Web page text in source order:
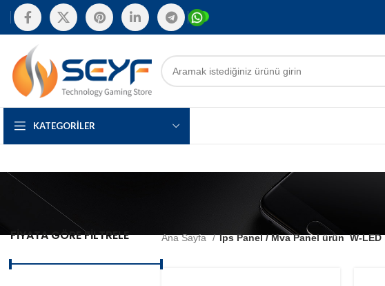
KATEGORILER
FIYATA GÖRE FILTRELE Ana Sayfa Ips Panel / Mva Panel ürün W-LED